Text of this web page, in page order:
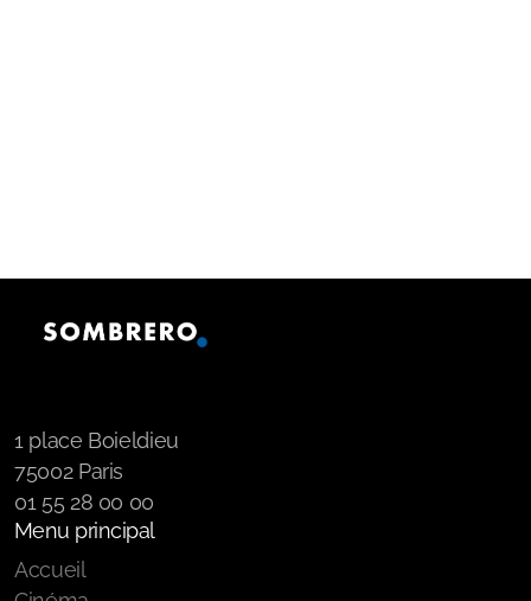
1 place Boieldieu
75002 Paris
01 55 28 00 00
Menu principal
Accueil